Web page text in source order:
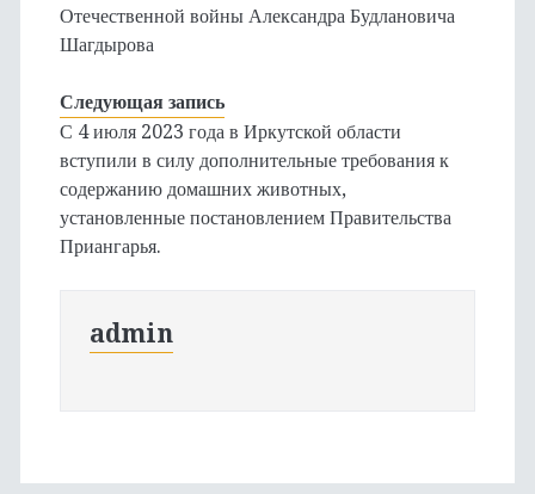
Отечественной войны Александра Будлановича
Шагдырова
Следующая запись
С 4 июля 2023 года в Иркутской области
вступили в силу дополнительные требования к
содержанию домашних животных,
установленные постановлением Правительства
Приангарья.
admin